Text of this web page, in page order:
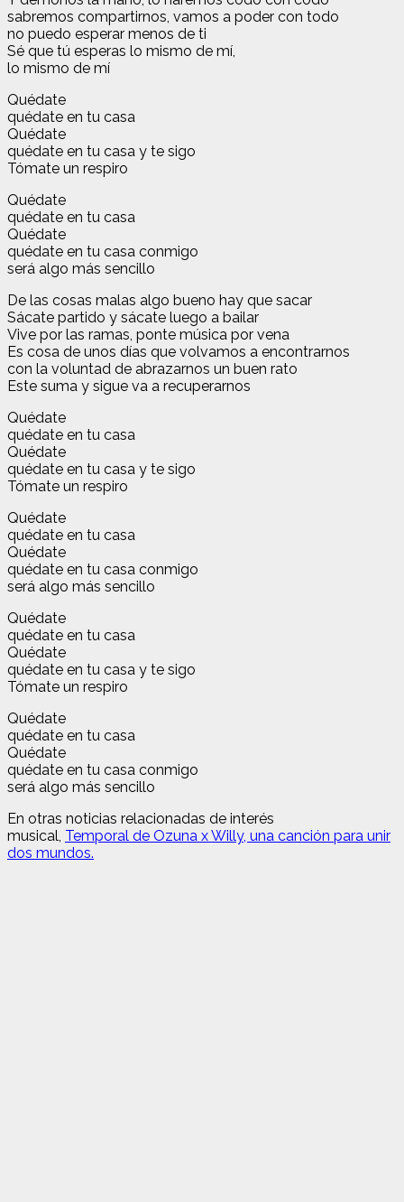
sabremos compartirnos, vamos a poder con todo
no puedo esperar menos de ti
Sé que tú esperas lo mismo de mí,
lo mismo de mí
Quédate
quédate en tu casa
Quédate
quédate en tu casa y te sigo
Tómate un respiro
Quédate
quédate en tu casa
Quédate
quédate en tu casa conmigo
será algo más sencillo
De las cosas malas algo bueno hay que sacar
Sácate partido y sácate luego a bailar
Vive por las ramas, ponte música por vena
Es cosa de unos días que volvamos a encontrarnos
con la voluntad de abrazarnos un buen rato
Este suma y sigue va a recuperarnos
Quédate
quédate en tu casa
Quédate
quédate en tu casa y te sigo
Tómate un respiro
Quédate
quédate en tu casa
Quédate
quédate en tu casa conmigo
será algo más sencillo
Quédate
quédate en tu casa
Quédate
quédate en tu casa y te sigo
Tómate un respiro
Quédate
quédate en tu casa
Quédate
quédate en tu casa conmigo
será algo más sencillo
En otras noticias relacionadas de interés
musical, Temporal de Ozuna x Willy, una canción para unir
dos mundos.